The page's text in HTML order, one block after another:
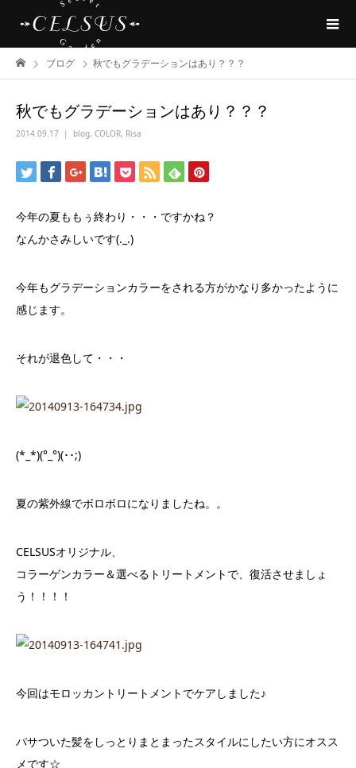
ブログ 秋でもグラデーションはあり？？？
秋でもグラデーションはあり？？？
2014.09.17 blog, COLOR, Risa
今年の夏ももぅ終わり・・・ですかね？
なんかさみしいです(._.)
今年もグラデーションカラーをされる方がかなり多かったように
感じます。
それが退色して・・・
(*_*)(°_°)(･･;)
夏の紫外線でボロボロになりましたね。。
CELSUSオリジナル、
コラーゲンカラー＆選べるトリートメントで、復活させましょ
う！！！！
今回はモロッカントリートメントでケアしました♪
パサついた髪をしっとりまとまったスタイルにしたい方にオスス
メです☆